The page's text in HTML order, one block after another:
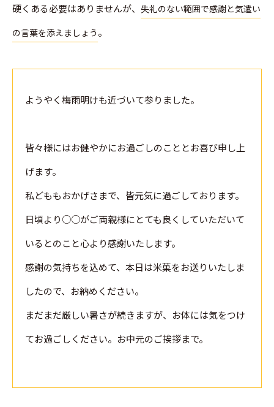
硬くある必要はありませんが、 失礼のない範囲で感謝と気遣い
の言葉を添えましょう。
ようやく梅雨明けも近づいて参りました。
皆々様にはお健やかにお過ごしのこととお喜び申し上
げます。
私どももおかげさまで、皆元気に過ごしております。
日頃より○○がご両親様にとても良くしていただいて
いるとのこと心より感謝いたします。
感謝の気持ちを込めて、本日は米菓をお送りいたしま
したので、お納めください。
まだまだ厳しい暑さが続きますが、お体には気をつけ
てお過ごしください。お中元のご挨拶まで。